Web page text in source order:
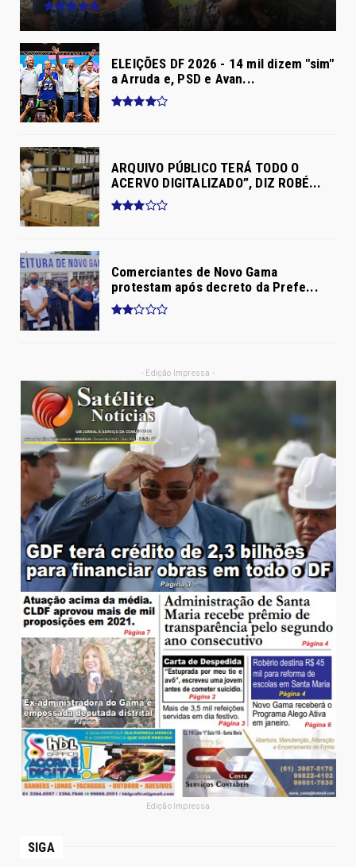
ELEIÇÕES DF 2026 - 14 mil dizem "sim"
a Arruda e, PSD e Avan...
ARQUIVO PÚBLICO TERÁ TODO O
ACERVO DIGITALIZADO”, DIZ ROBÉ...
Comerciantes de Novo Gama
protestam após decreto da Prefe...
- Edição Impressa -
Edição Impressa
SIGA